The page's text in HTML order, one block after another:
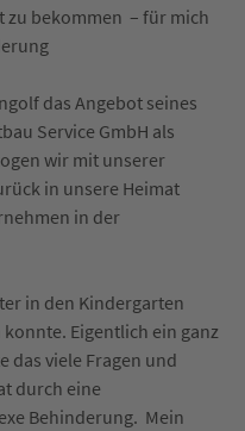
zu bekommen – für mich
das Angebot seines
Service GmbH als
wir mit unserer
in unsere Heimat
in der
in den Kindergarten
Eigentlich ein ganz
das viele Fragen und
durch eine
Behinderung. Mein